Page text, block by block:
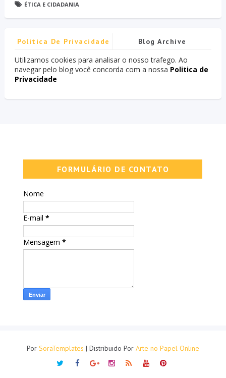
ÉTICA E CIDADANIA
Politica De Privacidade Blog Archive
Utilizamos cookies para analisar o nosso trafego. Ao
navegar pelo blog você concorda com a nossa Politica de
Privacidade
FORMULÁRIO DE CONTATO
Nome
E-mail*
Mensagem*
Por SoraTemplates | Distribuido Por Arte no Papel Online